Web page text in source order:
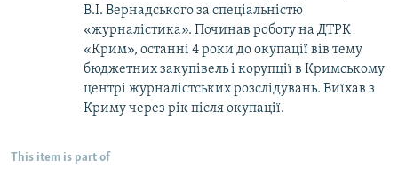
В.І. Вернадського за спеціальністю
«журналістика». Починав роботу на ДТРК
«Крим», останні 4 роки до окупації вів тему
бюджетних закупівель і корупції в Кримському
центрі журналістських розслідувань. Виїхав з
Криму через рік після окупації.
This item is part of